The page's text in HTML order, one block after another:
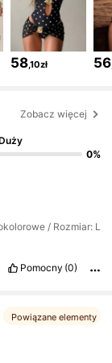
58,10zł 56
Zobacz więcej
0%
/ Rozmiar: L
Pomocny (0)
Powiązane elementy